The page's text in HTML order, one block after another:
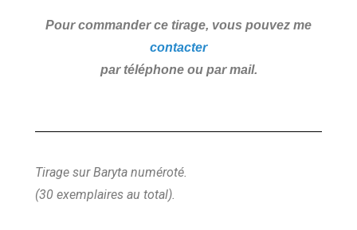
Pour commander ce tirage, vous pouvez me
contacter
par téléphone ou par mail.
Tirage sur Baryta numéroté.
(30 exemplaires au total).